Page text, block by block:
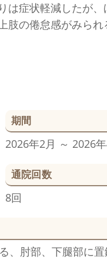
は症状軽減したが
肢の倦怠感がみら
期間
2026年2月 ～ 2026
通院回数
8回
肘部、下腿部に置